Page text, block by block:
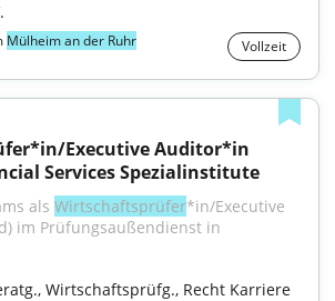
Mülheim an der Ruhr Vollzeit
Executive Auditor*in
Services Spezialinstitute
als Wirtschaftsprüfer*in/Executive
im Prüfungsaußendienst in
Wirtschaftsprüfg., Recht Karriere